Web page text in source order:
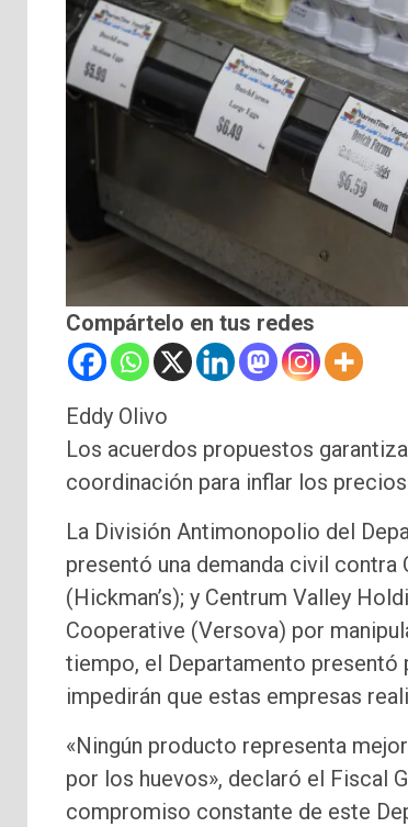
Compártelo en tus redes
Eddy Olivo
Los acuerdos propuestos
coordinación para inflar los
La División Antimonopolio del
presentó una demanda civil contra
(Hickman’s); y Centrum Valley
Cooperative (Versova) por
tiempo, el Departamento presentó
impedirán que estas empresas
«Ningún producto representa
por los huevos», declaró el Fiscal
compromiso constante de este